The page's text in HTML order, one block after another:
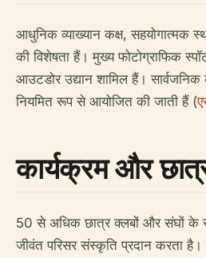
आधुनिक व्याख्यान कक्ष, सहयोगात्मक
की विशेषता हैं। मुख्य फोटोग्राफिक
आउटडोर उद्यान शामिल हैं। सार्वजनिक
नियमित रूप से आयोजित की जाती हैं (
कार्यक्रम और
50 से अधिक छात्र क्लबों और संघों के
जीवंत परिसर संस्कृति प्रदान करता है।